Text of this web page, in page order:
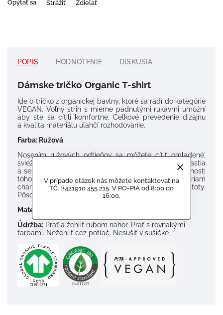
V prípade otázok nás môžete kontaktovať na
TČ. :+421910 455 215. V PO-PIA od 8:00 do
16:00.
Opýtať sa Strážiť Zdieľať
POPIS HODNOTENIE DISKUSIA
Dámske tričko Organic T-shirt
Ide o tričko z organickej bavlny, ktoré sa radí do kategórie
VEGAN. Voľný strih s mierne padnutými rukávmi umožní
aby ste sa cítili komfortne. Celkové prevedenie dizajnu
a kvalita materiálu uľahčí rozhodovanie.
Farba: Ružová
Nosením ružových odtieňov sa môžete cítiť omladene,
sviežo a posilnene. Je farbou priateľstva, šťastia
a sentimentality. Táto farba prezrádza jemnosť osobnosti
toho, kto ju preferuje, romantické city sú priam
charakteristike. Je farbou lásky, súcitu a vnútornej čistoty.
Pôsobí jemne a elegantne.
Materiál :
Údržba: Prať a žehliť rubom nahor. Prať s rovnakými
farbami. Nežehliť cez potlač. Nesušiť v sušičke